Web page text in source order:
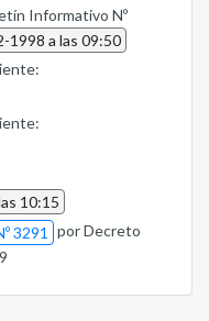
Informativo Nº
1998 a las 09:50
10:15
3291
por Decreto